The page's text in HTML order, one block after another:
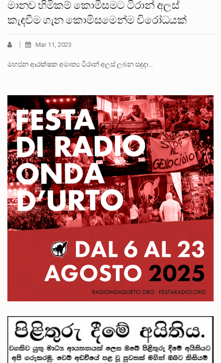
මානව හිමිකම් කොමිසමට ටිරාන් අලස්
කැඳවීම ගැන කොමිසමෙන්ම විරෝධයක්
Mar 11, 2023
මහජන ආරක්ෂක අමාත්‍ය ටිරාන් අලස් ලබන සඳුදා…